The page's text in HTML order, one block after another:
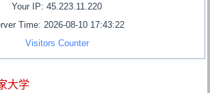
Your IP: 45.223.11.220
Time: 2026-08-10 17:43:22
Visitors Counter
大学